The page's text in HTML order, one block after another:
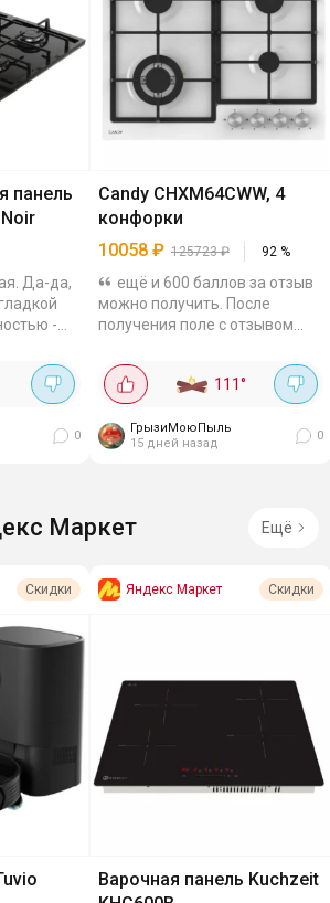
панель
Да-да,
-
0
Candy CHXM64CWW, 4
конфорки
10058 ₽ 125723₽ 92 %
ещё и 600 баллов за отзыв
можно получить. После
получения поле с отзывом
капнут. Размер 58 на 50 см,
под неё нужна ниша 55,7 на
47,7 см. Конфорок...
111°
ГрызиМоюПыль
15 дней назад
0
Маркет Ещё
Скидки Яндекс Маркет Скидки
Варочная панель Kuchzeit